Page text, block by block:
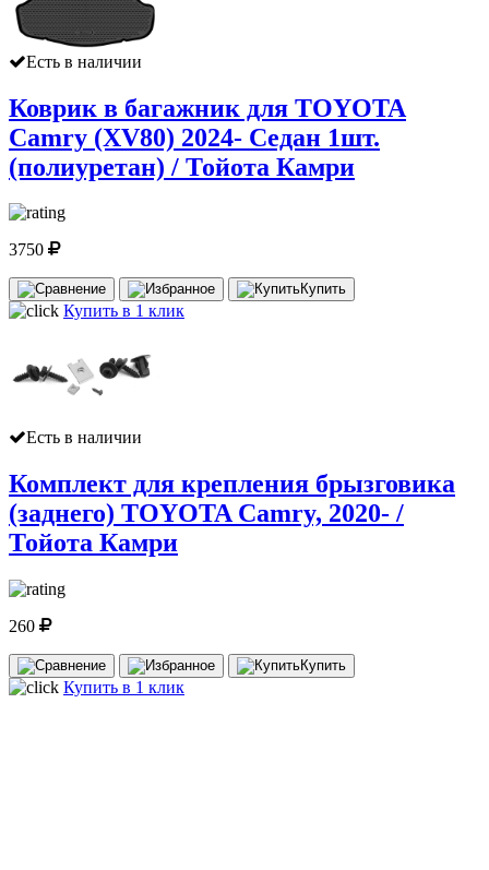
Есть в наличии
Коврик в багажник для TOYOTA
Camry (XV80) 2024- Седан 1шт.
(полиуретан) / Тойота Камри
3750
Купить
Купить в 1 клик
Есть в наличии
Комплект для крепления брызговика
(заднего) TOYOTA Camry, 2020- /
Тойота Камри
260
Купить
Купить в 1 клик